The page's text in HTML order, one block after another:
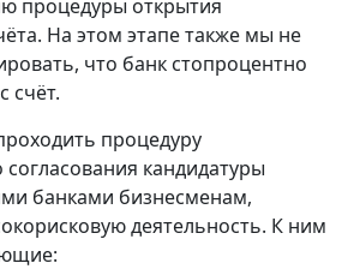
процедуры открытия
На этом этапе также мы не
что банк стопроцентно
счёт.
процедуру
кандидатуры
банками бизнесменам,
деятельность. К ним